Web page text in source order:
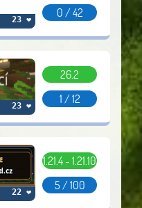
23 ❤
0 / 42
23 ❤
26.2
1 / 12
22 ❤
1.21.4 - 1.21.10
5 / 100